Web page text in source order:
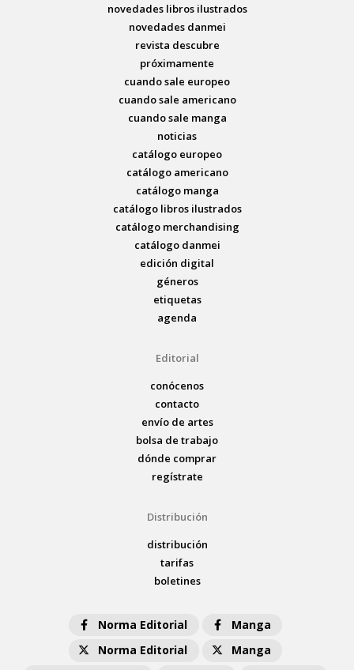
novedades libros ilustrados
novedades danmei
revista descubre
próximamente
cuando sale europeo
cuando sale americano
cuando sale manga
noticias
catálogo europeo
catálogo americano
catálogo manga
catálogo libros ilustrados
catálogo merchandising
catálogo danmei
edición digital
géneros
etiquetas
agenda
Editorial
conócenos
contacto
envío de artes
bolsa de trabajo
dónde comprar
regístrate
Distribución
distribución
tarifas
boletines
Norma Editorial
Manga
Norma Editorial
Manga